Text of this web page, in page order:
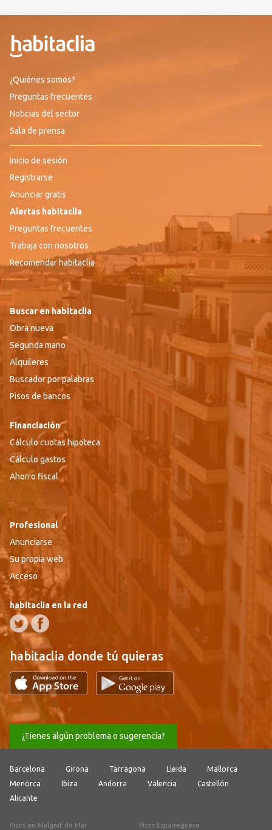
¿Quiénes somos?
Preguntas frecuentes
Noticias del sector
Sala de prensa
Inicio de sesión
Registrarse
Anunciar gratis
Alertas habitaclia
Preguntas frecuentes
Trabaja con nosotros
Recomendar habitaclia
Buscar en habitaclia
Obra nueva
Segunda mano
Alquileres
Buscador por palabras
Pisos de bancos
Financiación
Cálculo cuotas hipoteca
Cálculo gastos
Ahorro fiscal
Profesional
Anunciarse
Su propia web
Acceso
habitaclia en la red
habitaclia donde tú quieras
¿Tienes algún problema o sugerencia?
Barcelona Girona Tarragona Lleida
Mallorca
Menorca
Ibiza Andorra Valencia
Castellón
Alicante
Pisos en Malgrat de Mar
Pisos Esparreguera